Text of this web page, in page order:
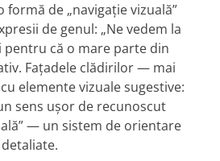
formă de „navigație vizuală”
de genul: „Ne vedem la
pentru că o mare parte din
Fațadele clădirilor — mai
elemente vizuale sugestive:
sens ușor de recunoscut
— un sistem de orientare